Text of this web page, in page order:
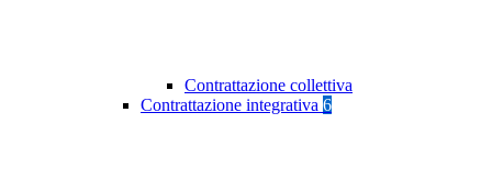
Contrattazione collettiva
Contrattazione integrativa 6